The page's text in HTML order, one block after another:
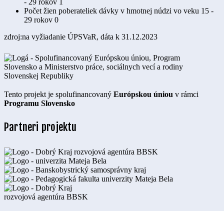
Počet žien poberateliek dávky v hmotnej núdzi vo veku 15 -
29 rokov 0
zdroj:na vyžiadanie ÚPSVaR, dáta k 31.12.2023
Tento projekt je spolufinancovaný Európskou úniou v rámci
Programu Slovensko
Partneri projektu